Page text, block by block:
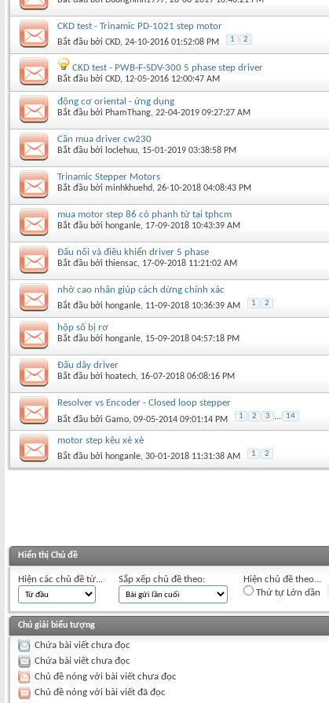
CKD test - Trinamic PD-1021 step motor
Bắt đầu bởi CKD‎, 24-10-2016 01:52:08 PM 1 2
CKD test - PWB-F-SDV-300 5 phase step driver
Bắt đầu bởi CKD‎, 12-05-2016 12:00:47 AM
động cơ oriental - ứng dụng
Bắt đầu bởi PhamThang‎, 22-04-2019 09:27:27 AM
Cần mua driver cw230
Bắt đầu bởi loclehuu‎, 15-01-2019 03:38:58 PM
Trinamic Stepper Motors
Bắt đầu bởi minhkhuehd‎, 26-10-2018 04:08:43 PM
mua motor step 86 có phanh từ tại tphcm
Bắt đầu bởi honganle‎, 17-09-2018 10:43:39 AM
Đấu nối và điều khiển driver 5 phase
Bắt đầu bởi thiensac‎, 17-09-2018 11:21:02 AM
nhờ cao nhân giúp cách dừng chính xác
Bắt đầu bởi honganle‎, 11-09-2018 10:36:39 AM 1 2
hộp số bị rơ
Bắt đầu bởi honganle‎, 15-09-2018 04:57:18 PM
Đấu dây driver
Bắt đầu bởi hoatech‎, 16-07-2018 06:08:16 PM
Resolver vs Encoder - Closed loop stepper
Bắt đầu bởi Gamo‎, 09-05-2014 09:01:14 PM 1 2 3 ... 14
motor step kêu xè xè
Bắt đầu bởi honganle‎, 30-01-2018 11:31:38 AM 1 2
Hiển thị Chủ đề
Hiện các chủ đề từ... Sắp xếp chủ đề theo:
Hiện chủ đề theo...
Thứ tự Lớn dần
Chú giải biểu tượng
Chứa bài viết chưa đọc
Chứa bài viết chưa đọc
Chủ đề nóng với bài viết chưa đọc
Chủ đề nóng với bài viết đã đọc